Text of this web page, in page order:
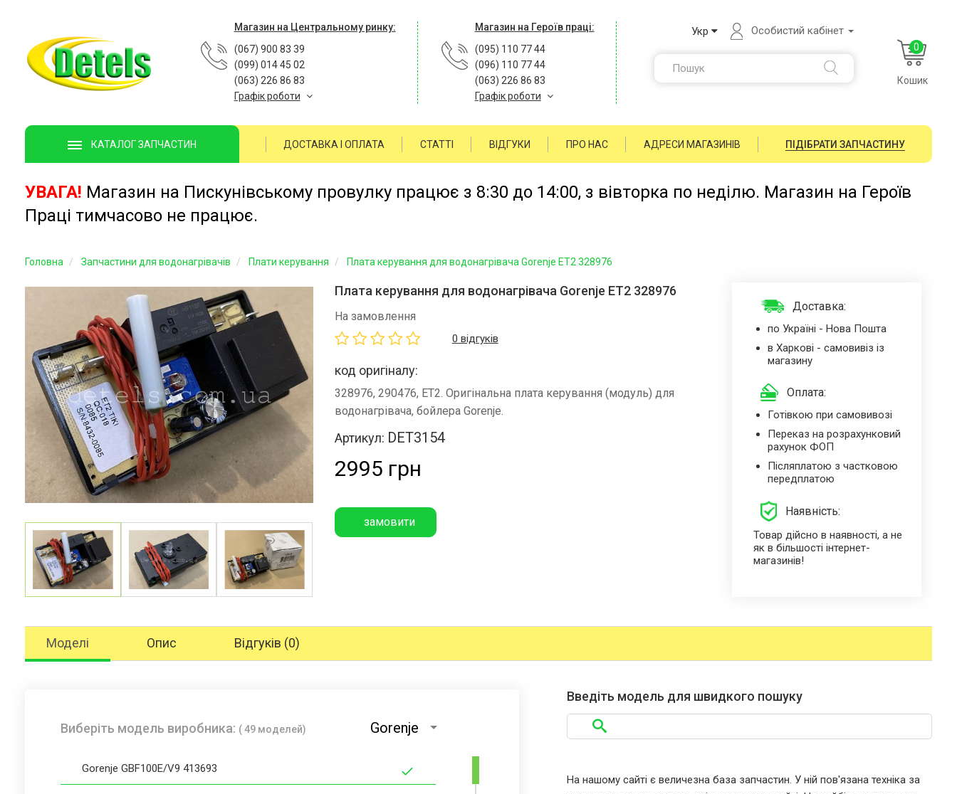
Магазин на Центральному ринку:
(067) 900 83 39
(099) 014 45 02
(063) 226 86 83
Графік роботи
Магазин на Героїв праці:
(095) 110 77 44
(096) 110 77 44
(063) 226 86 83
Графік роботи
Укр Особистий кабінет
0
Кошик
КАТАЛОГ ЗАПЧАСТИН ДОСТАВКА І ОПЛАТА СТАТТІ ВІДГУКИ ПРО НАС АДРЕСИ МАГАЗИНІВ ПІДІБРАТИ ЗАПЧАСТИНУ
УВАГА! Магазин на Пискунівському провулку працює з 8:30 до 14:00, з вівторка по неділю. Магазин на Героїв
Праці тимчасово не працює.
Головна Запчастини для водонагрівачів Плати керування Плата керування для водонагрівача Gorenje ET2 328976
Плата керування для водонагрівача Gorenje ET2 328976
На замовлення
0 відгуків
код оригіналу:
328976, 290476, ET2. Оригінальна плата керування (модуль) для
водонагрівача, бойлера Gorenje.
Артикул: DET3154
2995 грн
замовити
Доставка:
по Україні - Нова Пошта
в Харкові - самовивіз із
магазину
Оплата:
Готівкою при самовивозі
Переказ на розрахунковий
рахунок ФОП
Післяплатою з частковою
передплатою
Наявність:
Товар дійсно в наявності, а не
як в більшості інтернет-
магазинів!
Моделі Опис Відгуків (0)
Виберіть модель виробника: ( 49 моделей) Gorenje
Gorenje GBF100E/V9 413693
Введіть модель для швидкого пошуку
На нашому сайті є величезна база запчастин. У ній пов'язана техніка за